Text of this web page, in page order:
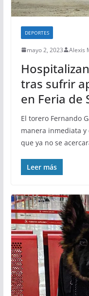
DEPORTES
mayo 2, 2023 Alexis
tras sufrir
en Feria de
El torero Fernando
manera inmediata
que ya no se
Leer más